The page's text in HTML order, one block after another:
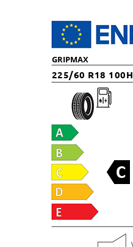
GRIPMAX
225/60 R18 100H